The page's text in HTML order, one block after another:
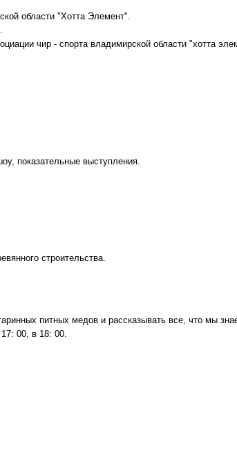
области "Хотта Элемент".
чир - спорта владимирской области "хотта
показательные выступления.
строительства.
питных медов и рассказывать все, что мы
00, в 18: 00.